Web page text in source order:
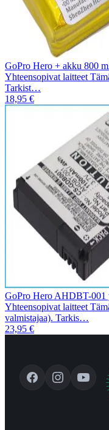
GoPro Hero + akku 800
Yhteensopivat laitteet
Tarkist…
18,95 €
GoPro Hero AHDBT-001
Yhteensopivat laitteet
valmistajaa). Tarkis…
23,95 €